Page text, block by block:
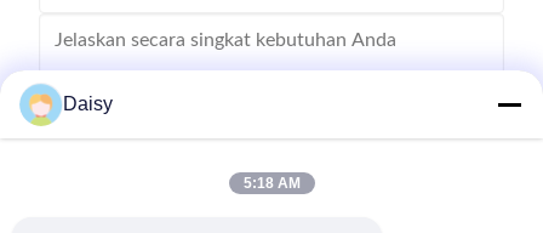
Mengirim
Daisy
5:18 AM